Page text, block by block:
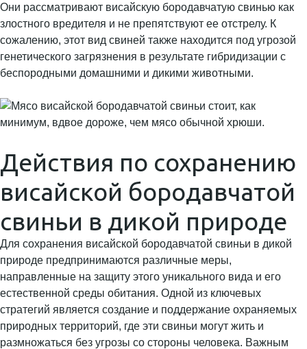
Они рассматривают висайскую бородавчатую свинью как
злостного вредителя и не препятствуют ее отстрелу. К
сожалению, этот вид свиней также находится под угрозой
генетического загрязнения в результате гибридизации с
беспородными домашними и дикими животными.
Действия по сохранению
висайской бородавчатой
свиньи в дикой природе
Для сохранения висайской бородавчатой свиньи в дикой
природе предпринимаются различные меры,
направленные на защиту этого уникального вида и его
естественной среды обитания. Одной из ключевых
стратегий является создание и поддержание охраняемых
природных территорий, где эти свиньи могут жить и
размножаться без угрозы со стороны человека. Важным